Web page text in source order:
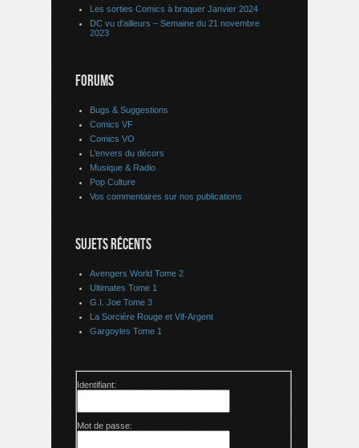
Les sorties Comics à braquer Janvier 2024
DC vu d’ailleurs – Semaine du 21 novembre
2023
FORUMS
Bugs & Suggestions
Comics VF
Comics VO
L’envers du décors
Musique & Radio
Pop Culture
Vos commentaires sur nos publications
SUJETS RÉCENTS
Avengers World Tome 2
Ultimates Tome 1
G.I. Joe Tome 3
La Sorcière Rouge et Vif-Argent
Gargoyles Tome 1
Identifiant:
Mot de passe: